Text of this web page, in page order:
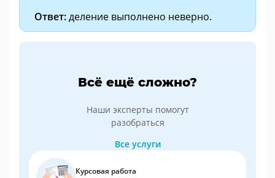
Ответ:деление выполнено неверно.
Всё ещё сложно?
Наши эксперты помогут
разобраться
Все услуги
Курсовая работа